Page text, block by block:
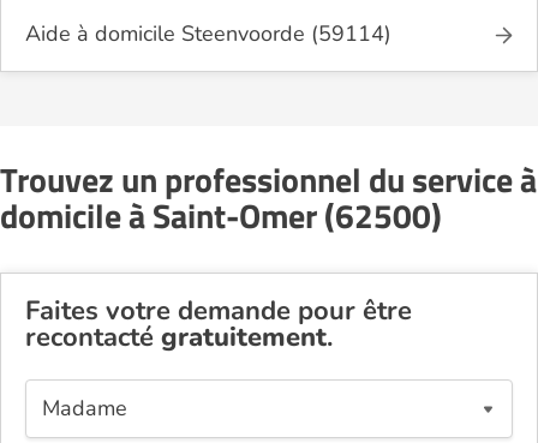
Aide à domicile Steenvoorde (59114)
Trouvez un professionnel du service à
domicile à Saint-Omer (62500)
Faites votre demande pour être
recontacté gratuitement.